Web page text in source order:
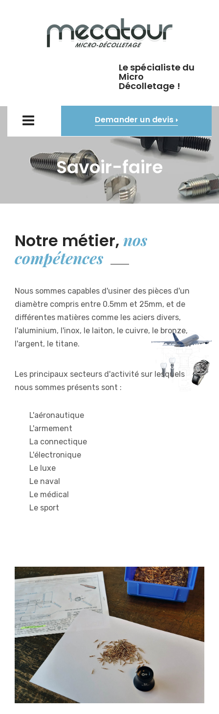
Le spécialiste du
Micro
Décolletage !
Demander un devis
Savoir-faire
Notre métier, nos
compétences
Nous sommes capables d'usiner des pièces d'un
diamètre compris entre 0.5mm et 25mm, et de
différentes matières comme les aciers divers,
l'aluminium, l'inox, le laiton, le cuivre, le bronze,
l'argent, le titane.
Les principaux secteurs d'activité sur lesquels
nous sommes présents sont :
L'aéronautique
L'armement
La connectique
L'électronique
Le luxe
Le naval
Le médical
Le sport